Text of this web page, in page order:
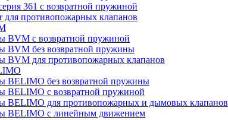
361 с возвратной пружиной
противопожарных клапанов
BVM с возвратной пружиной
BVM без возвратной пружины
BVM для противопожарных клапанов
BELIMO без возвратной пружины
BELIMO с возвратной пружиной
BELIMO для противопожарных и дымовых клапанов
BELIMO с линейным движением